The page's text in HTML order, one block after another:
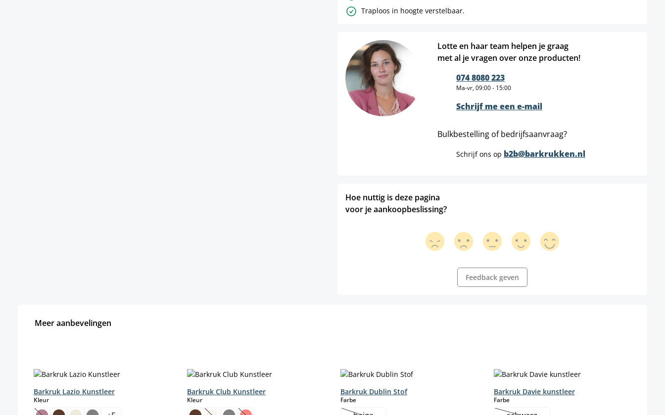
Traploos in hoogte verstelbaar.
Lotte en haar team helpen je graag
met al je vragen over onze producten!
074 8080 223
Ma-vr, 09:00 - 15:00
Schrijf me een e-mail
Bulkbestelling of bedrijfsaanvraag?
Schrijf ons op b2b@barkrukken.nl
Hoe nuttig is deze pagina
voor je aankoopbeslissing?
Feedback geven
Meer aanbevelingen
Barkruk Lazio Kunstleer
Kleurselect
Barkruk Club Kunstleer
Kleurselect
Barkruk Dublin Stof
Farbeselect
Barkruk Davie kunstleer
Farbeselect